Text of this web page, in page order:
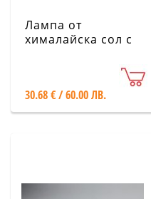
Лампа от
хималайска сол с
30.68 € / 60.00 ЛВ.